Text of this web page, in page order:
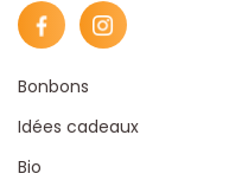
Bonbons
Idées cadeaux
Bio